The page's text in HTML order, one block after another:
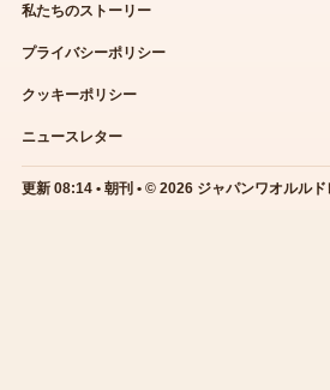
私たちのストーリー
プライバシーポリシー
クッキーポリシー
ニュースレター
更新 08:14 • 朝刊 • © 2026 ジャパンワオルルド